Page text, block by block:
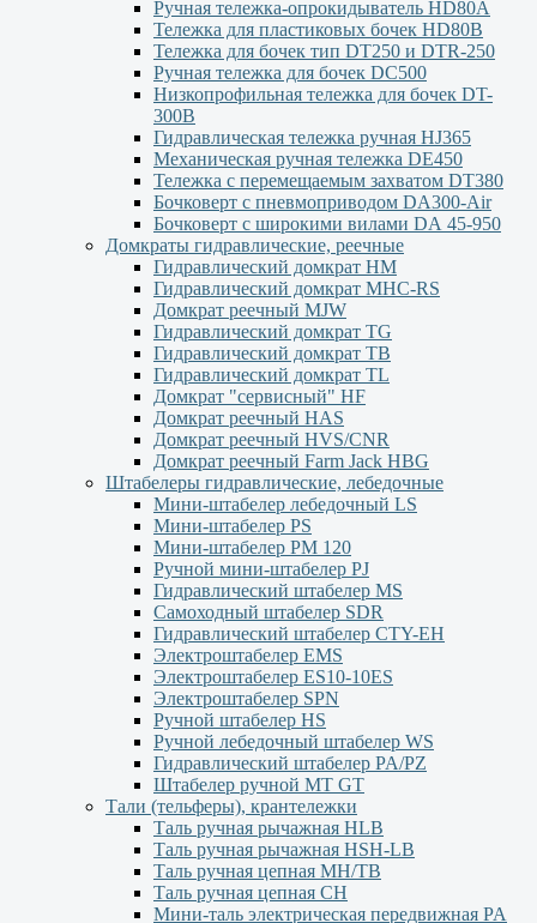
Ручная тележка-опрокидыватель HD80A
Тележка для пластиковых бочек HD80B
Тележка для бочек тип DT250 и DTR-250
Ручная тележка для бочек DC500
Низкопрофильная тележка для бочек DT-
300В
Гидравлическая тележка ручная HJ365
Механическая ручная тележка DE450
Тележка с перемещаемым захватом DT380
Бочковерт с пневмоприводом DA300-Air
Бочковерт с широкими вилами DА 45-950
Домкраты гидравлические, реечные
Гидравлический домкрат НМ
Гидравлический домкрат MHC-RS
Домкрат реечный MJW
Гидравлический домкрат TG
Гидравлический домкрат ТВ
Гидравлический домкрат TL
Домкрат "сервисный" НF
Домкрат реечный HAS
Домкрат реечный HVS/CNR
Домкрат реечный Farm Jack HBG
Штабелеры гидравлические, лебедочные
Мини-штабелер лебедочный LS
Мини-штабелер PS
Мини-штабелер РМ 120
Ручной мини-штабелер PJ
Гидравлический штабелер MS
Самоходный штабелер SDR
Гидравлический штабелер CTY-EH
Электроштабелер EMS
Электроштабелер ES10-10ES
Электроштабелер SPN
Ручной штабелер HS
Ручной лебедочный штабелер WS
Гидравлический штабелер PA/PZ
Штабелер ручной MT GT
Тали (тельферы), крантележки
Таль ручная рычажная HLB
Таль ручная рычажная HSH-LB
Таль ручная цепная MH/TB
Таль ручная цепная СН
Мини-таль электрическая передвижная PA